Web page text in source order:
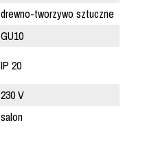
drewno-tworzywo sztuczne
GU10
IP 20
230 V
salon